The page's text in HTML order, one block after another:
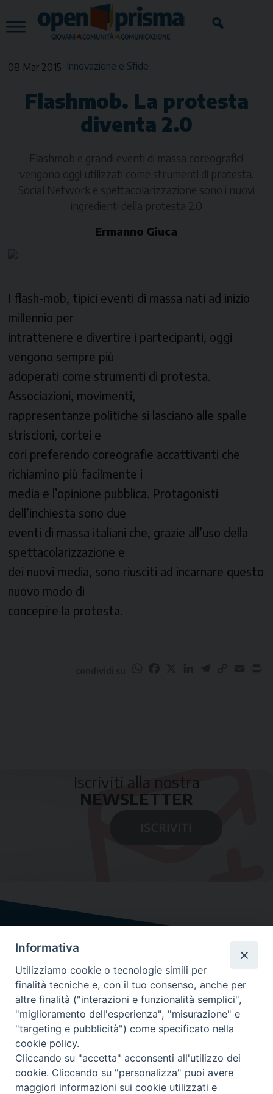
to
content
08 Mar 2015 Innovazione e Sfide
Flashmob. La protesta
diventa 2.0
Flashmob e grandi eventi di massa coreografici
vengono oggi utilizzati come strumenti di protesta.
Social Network e spettacolarizzazione sono i nuovi
ingredienti della protesta 2.0
Ermanno Giuca
I flash-mob, tipici eventi di massa nati ad inizio
millennio per
intrattenere e divertire i partecipanti, oggi
vengono sempre più
adoperati come strumenti di protesta.
Associazioni, movimenti,
rappresentanze politiche si lasciano alle spalle
striscioni, cortei e
cori preferendo coreografie accattivanti che
richiamino più facilmente i
media e l’opinione pubblica. Protagonisti
dell’inchiesta sono due
eventi di massa italiani che, grazie all’uso della
spettacolarizzazione e
dei nuovi media, sono riusciti ad incarnare questo
nuovo modo di
concepire la protesta.
Iscriviti alla nostra
NEWSLETTER
Informativa
Utilizziamo cookie o tecnologie simili per
finalità tecniche e, con il tuo consenso, anche per
altre finalità ("interazioni e funzionalità semplici",
"miglioramento dell'esperienza", "misurazione" e
"targeting e pubblicità") come specificato nella
cookie policy.
Cliccando su "accetta" acconsenti all'utilizzo dei
cookie. Cliccando su "personalizza" puoi avere
maggiori informazioni sui cookie utilizzati e